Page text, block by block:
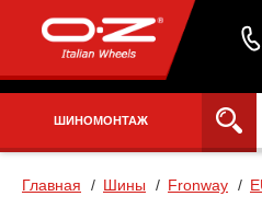
ШИНОМОНТАЖ
Главная Шины Fronway